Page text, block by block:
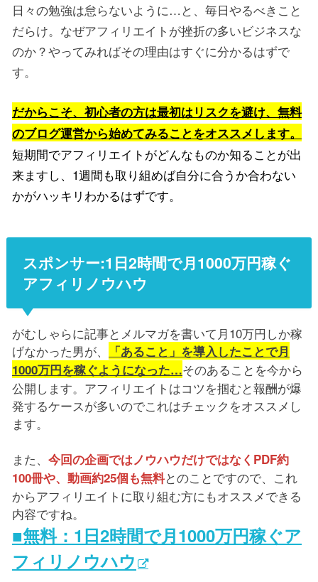
日々の勉強は怠らないように…と、毎日やるべきこと
だらけ。なぜアフィリエイトが挫折の多いビジネスな
のか？やってみればその理由はすぐに分かるはずで
す。
だからこそ、初心者の方は最初はリスクを避け、無料
のブログ運営から始めてみることをオススメします。
短期間でアフィリエイトがどんなものか知ることが出
来ますし、1週間も取り組めば自分に合うか合わない
かがハッキリわかるはずです。
スポンサー:1日2時間で月1000万円稼ぐ
アフィリノウハウ
がむしゃらに記事とメルマガを書いて月10万円しか稼
げなかった男が、
「あること」を導入したことで月
1000万円を稼ぐようになった…そのあることを今から
公開します。アフィリエイトはコツを掴むと報酬が爆
発するケースが多いのでこれはチェックをオススメし
ます。
また、 今回の企画ではノウハウだけではなくPDF約
100冊や、動画約25個も無料とのことですので、これ
からアフィリエイトに取り組む方にもオススメできる
内容ですね。
■無料：1日2時間で月1000万円稼ぐア
フィリノウハウ